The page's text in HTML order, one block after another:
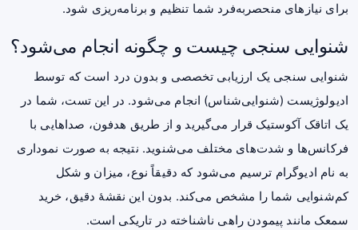
برای نیازهای منحصربه‌فرد شما تنظیم و برنامه‌ریزی شود.
شنوایی سنجی چیست و چگونه انجام می‌شود؟
شنوایی سنجی یک ارزیابی تخصصی و بدون درد است که توسط
ادیولوژیست (شنوایی‌شناس) انجام می‌شود. در این تست، شما در
یک اتاقک آکوستیک قرار می‌گیرید و از طریق هدفون، صداهایی با
فرکانس‌ها و شدت‌های مختلف می‌شنوید. نتیجه به صورت نموداری
به نام ادیوگرام ترسیم می‌شود که دقیقاً نوع، میزان و شکل
کم‌شنوایی شما را مشخص می‌کند. بدون این نقشهٔ دقیق، خرید
سمعک مانند پیمودن راهی ناشناخته در تاریکی است.